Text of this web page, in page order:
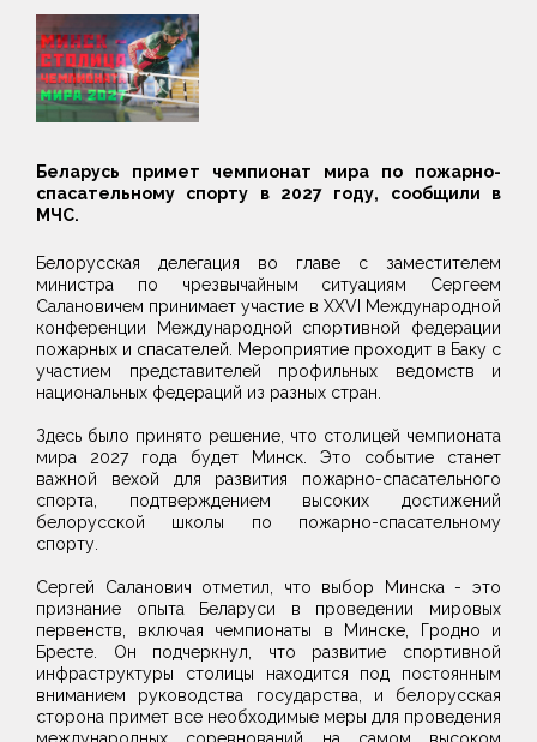
Беларусь примет чемпионат мира по пожарно-
спасательному спорту в 2027 году, сообщили в
МЧС.
Белорусская делегация во главе с заместителем
министра по чрезвычайным ситуациям Сергеем
Салановичем принимает участие в XXVI Международной
конференции Международной спортивной федерации
пожарных и спасателей. Мероприятие проходит в Баку с
участием представителей профильных ведомств и
национальных федераций из разных стран.
Здесь было принято решение, что столицей чемпионата
мира 2027 года будет Минск. Это событие станет
важной вехой для развития пожарно-спасательного
спорта, подтверждением высоких достижений
белорусской школы по пожарно-спасательному
спорту.
Сергей Саланович отметил, что выбор Минска - это
признание опыта Беларуси в проведении мировых
первенств, включая чемпионаты в Минске, Гродно и
Бресте. Он подчеркнул, что развитие спортивной
инфраструктуры столицы находится под постоянным
вниманием руководства государства, и белорусская
сторона примет все необходимые меры для проведения